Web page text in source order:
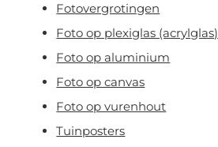
Fotovergrotingen
Foto op plexiglas (acrylglas)
Foto op aluminium
Foto op canvas
Foto op vurenhout
Tuinposters